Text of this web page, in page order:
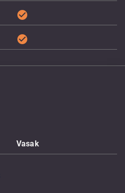
check_circle
check_circle
Vasak